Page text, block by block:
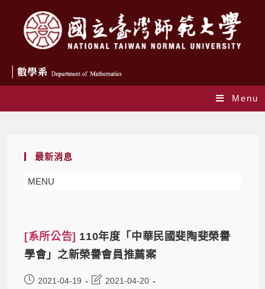
Menu
最新消息
MENU
[系所公告] 110年度「中華民國斐陶斐榮譽
學會」之新榮譽會員推薦案
2021-04-19
2021-04-20